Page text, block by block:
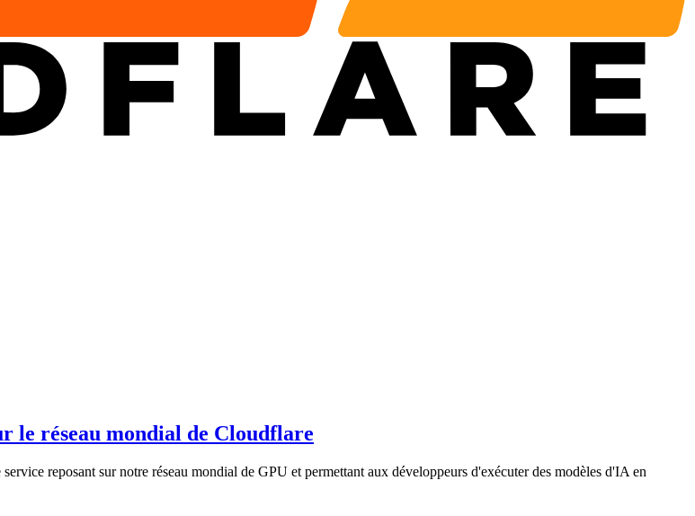
le réseau mondial de Cloudflare
reposant sur notre réseau mondial de GPU et permettant aux développeurs d'exécuter des modèles d'IA en